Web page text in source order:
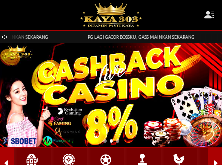
PG LAGI GACOR BOSSKU, GASS MAINKAN SEKARANG